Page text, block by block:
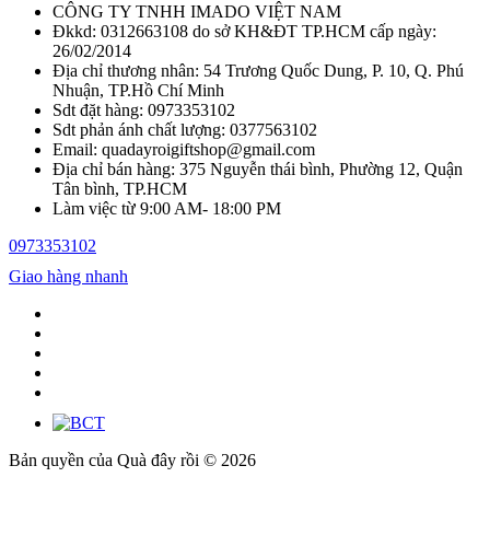
CÔNG TY TNHH IMADO VIỆT NAM
Đkkd: 0312663108 do sở KH&ĐT TP.HCM cấp ngày:
26/02/2014
Địa chỉ thương nhân: 54 Trương Quốc Dung, P. 10, Q. Phú
Nhuận, TP.Hồ Chí Minh
Sdt đặt hàng: 0973353102
Sdt phản ánh chất lượng: 0377563102
Email: quadayroigiftshop@gmail.com
Địa chỉ bán hàng: 375 Nguyễn thái bình, Phường 12, Quận
Tân bình, TP.HCM
Làm việc từ 9:00 AM- 18:00 PM
0973353102
Giao hàng nhanh
Bản quyền của Quà đây rồi © 2026